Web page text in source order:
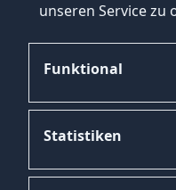
unseren Service zu
Funktional
Statistiken
Jetzt